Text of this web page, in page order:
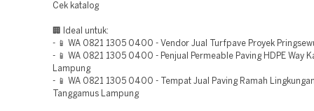
Cek katalog
🏢 Ideal untuk:
- 📱 WA 0821 1305 0400 - Vendor Jual Turfpave Proyek
- 📱 WA 0821 1305 0400 - Penjual Permeable Paving HDPE Way
Lampung
- 📱 WA 0821 1305 0400 - Tempat Jual Paving Ramah
Tanggamus Lampung